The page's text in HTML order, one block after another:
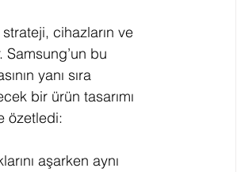
cihazların ve
bu
yanı sıra
bir ürün tasarımı
özetledi:
aşarken aynı